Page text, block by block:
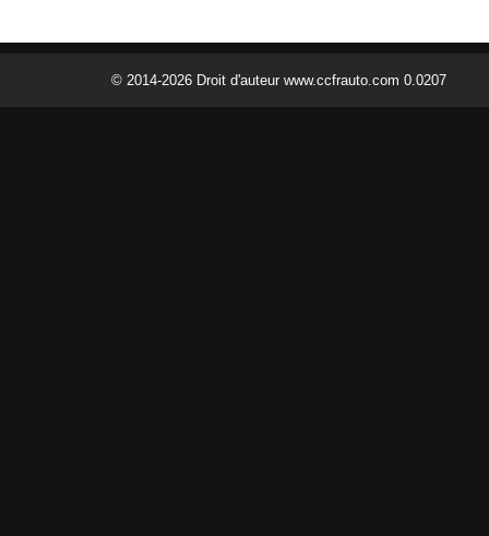
© 2014-2026 Droit d'auteur www.ccfrauto.com 0.0207